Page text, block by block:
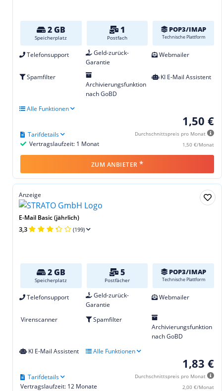
2 GB
Speicherplatz
1
Postfach
POP3/IMAP
Technische Plattform
Telefonsupport
Geld-zurück-
Garantie
Webmailer
Spamfilter
Archivierungsfunktion
nach GoBD
KI E-Mail Assistent
Alle Funktionen
1,50 €
Durchschnittspreis pro Monat
1,50 €/Monat
Vertragslaufzeit: 1 Monat
Tarifdetails
ZUM ANBIETER *
Anzeige
E-Mail Basic (jährlich)
3,3 (199)
2 GB
Speicherplatz
5
Postfächer
POP3/IMAP
Technische Plattform
Telefonsupport
Geld-zurück-
Garantie
Webmailer
Virenscanner
Spamfilter
Archivierungsfunktion
nach GoBD
KI E-Mail Assistent
Alle Funktionen
1,83 €
Durchschnittspreis pro Monat
2,00 €/Monat
Vertragslaufzeit: 12 Monate
Tarifdetails